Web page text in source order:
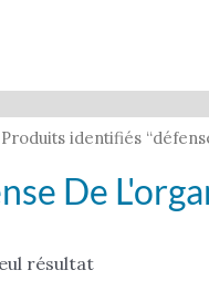
identifiés
De
résultat